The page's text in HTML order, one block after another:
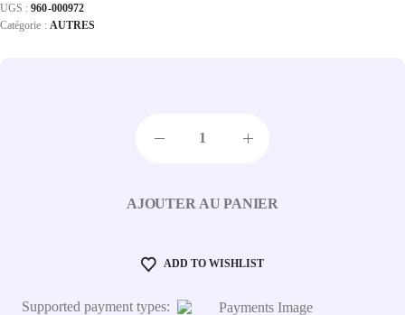
UGS :960-000972
Catégorie : AUTRES
AJOUTER AU PANIER
ADD TO WISHLIST
Supported payment types: